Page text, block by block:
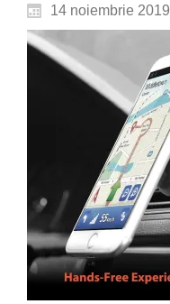
14 noiembrie 2019